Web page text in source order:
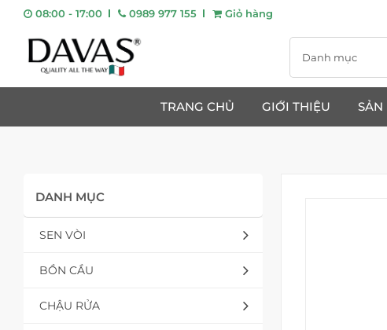
08:00 - 17:00 0989 977 155 Giỏ hàng
Danh mục
TRANG CHỦ GIỚI THIỆU SẢN
DANH MỤC
SEN VÒI
BỒN CẦU
CHẬU RỬA